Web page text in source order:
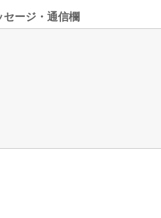
セージ・通信欄